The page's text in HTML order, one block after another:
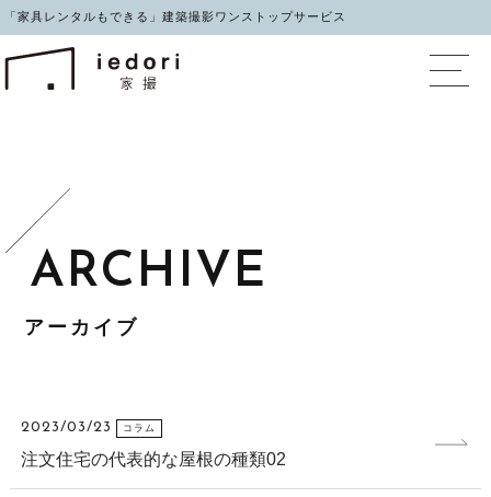
「家具レンタルもできる」建築撮影ワンストップサービス
イエドリ（家撮）家
アーカイブ
2023/03/23 コラム
注文住宅の代表的な屋根の種類02